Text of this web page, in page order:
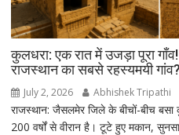
कुलधरा: एक रात में उजड़ा पूरा
राजस्थान का सबसे रहस्यमयी गांव?
July 2, 2026 Abhishek Tripathi
राजस्थान: जैसलमेर जिले के बीचों-बीच
200 वर्षों से वीरान है। टूटे हुए मकान,